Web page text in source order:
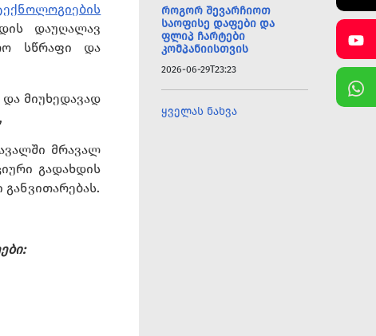
დაუღალავ
სწრაფი და
მიუხედავად
მრავალ
გადახდის
როგორ შევარჩიოთ
საოფისე დაფები და
ფლიპ ჩარტები
კომპანიისთვის
2026-06-29T23:23
ყველას ნახვა